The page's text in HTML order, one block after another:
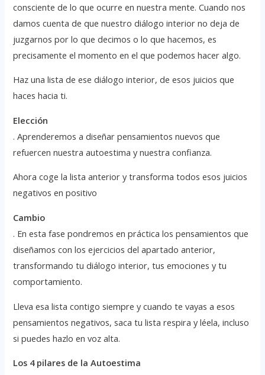
consciente de lo que ocurre en nuestra mente. Cuando nos
damos cuenta de que nuestro diálogo interior no deja de
juzgarnos por lo que decimos o lo que hacemos, es
precisamente el momento en el que podemos hacer algo.
Haz una lista de ese diálogo interior, de esos juicios que
haces hacia ti.
Elección
. Aprenderemos a diseñar pensamientos nuevos que
refuercen nuestra autoestima y nuestra confianza.
Ahora coge la lista anterior y transforma todos esos juicios
negativos en positivo
Cambio
. En esta fase pondremos en práctica los pensamientos que
diseñamos con los ejercicios del apartado anterior,
transformando tu diálogo interior, tus emociones y tu
comportamiento.
Lleva esa lista contigo siempre y cuando te vayas a esos
pensamientos negativos, saca tu lista respira y léela, incluso
si puedes hazlo en voz alta.
Los 4 pilares de la Autoestima